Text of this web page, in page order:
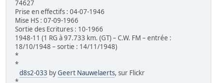
74627
Prise en effectifs : 04-07-1946
Mise HS : 07-09-1966
Sortie des Ecritures : 10-1966
1948-11 (1 RG à 97.733 km. (GT) – C.W. FM – entrée :
18/10/1948 – sortie : 14/11/1948)
*
*
d8s2-033 byGeert Nauwelaerts, sur Flickr